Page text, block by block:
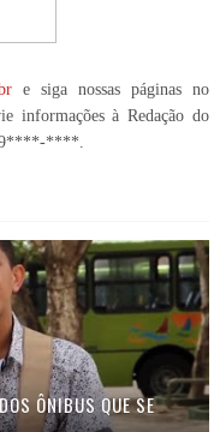
e siga nossas páginas no
informações à Redação do
****
ÔNIBUS QUE SE